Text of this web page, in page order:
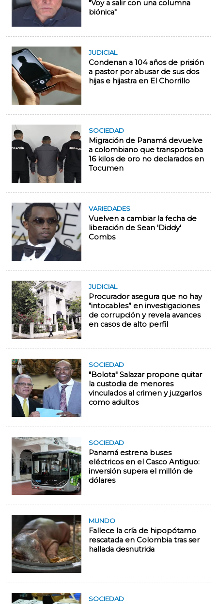
"Voy a salir con una columna
biónica"
JUDICIAL
Condenan a 104 años de prisión
a pastor por abusar de sus dos
hijas e hijastra en El Chorrillo
SOCIEDAD
Migración de Panamá devuelve
a colombiano que transportaba
16 kilos de oro no declarados en
Tocumen
VARIEDADES
Vuelven a cambiar la fecha de
liberación de Sean 'Diddy'
Combs
JUDICIAL
Procurador asegura que no hay
“intocables” en investigaciones
de corrupción y revela avances
en casos de alto perfil
SOCIEDAD
"Bolota" Salazar propone quitar
la custodia de menores
vinculados al crimen y juzgarlos
como adultos
SOCIEDAD
Panamá estrena buses
eléctricos en el Casco Antiguo:
inversión supera el millón de
dólares
MUNDO
Fallece la cría de hipopótamo
rescatada en Colombia tras ser
hallada desnutrida
SOCIEDAD